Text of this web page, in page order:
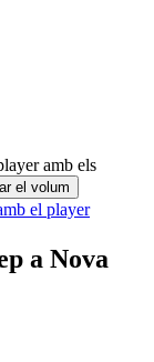
amb els
el volum
el player
a Nova